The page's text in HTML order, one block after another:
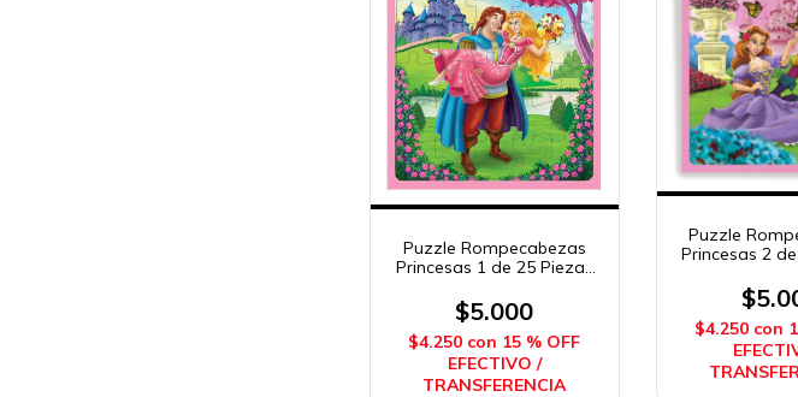
Puzzle Rompecabezas
Princesas 1 de 25 Piezas
$5.000
$4.250 con 15 % OFF
EFECTIVO /
TRANSFERENCIA
Puzzle
Princesas 2
$4.250 con